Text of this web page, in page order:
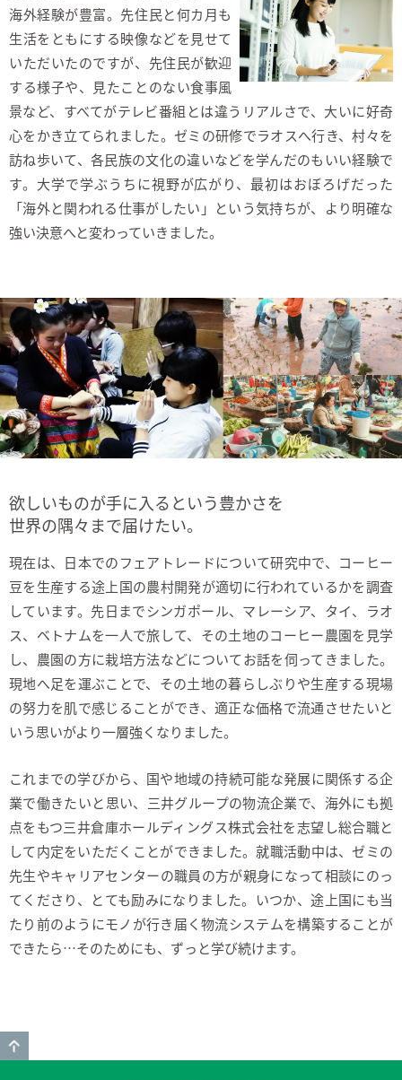
海外経験が豊富。先住民と何カ月も
生活をともにする映像などを見せて
いただいたのですが、先住民が歓迎
する様子や、見たことのない食事風
景など、すべてがテレビ番組とは違うリアルさで、大いに好奇
心をかき立てられました。ゼミの研修でラオスへ行き、村々を
訪ね歩いて、各民族の文化の違いなどを学んだのもいい経験で
す。大学で学ぶうちに視野が広がり、最初はおぼろげだった
「海外と関われる仕事がしたい」という気持ちが、より明確な
強い決意へと変わっていきました。
欲しいものが手に入るという豊かさを
世界の隅々まで届けたい。
現在は、日本でのフェアトレードについて研究中で、コーヒー
豆を生産する途上国の農村開発が適切に行われているかを調査
しています。先日までシンガポール、マレーシア、タイ、ラオ
ス、ベトナムを一人で旅して、その土地のコーヒー農園を見学
し、農園の方に栽培方法などについてお話を伺ってきました。
現地へ足を運ぶことで、その土地の暮らしぶりや生産する現場
の努力を肌で感じることができ、適正な価格で流通させたいと
いう思いがより一層強くなりました。
これまでの学びから、国や地域の持続可能な発展に関係する企
業で働きたいと思い、三井グループの物流企業で、海外にも拠
点をもつ三井倉庫ホールディングス株式会社を志望し総合職と
して内定をいただくことができました。就職活動中は、ゼミの
先生やキャリアセンターの職員の方が親身になって相談にのっ
てくださり、とても励みになりました。いつか、途上国にも当
たり前のようにモノが行き届く物流システムを構築することが
できたら…そのためにも、ずっと学び続けます。